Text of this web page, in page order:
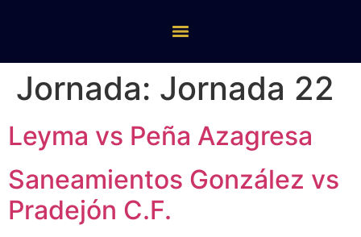
Jornada: Jornada 22
Leyma vs Peña Azagresa
Saneamientos González vs
Pradejón C.F.